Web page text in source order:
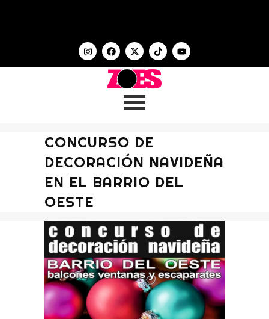
CONCURSO DE
DECORACIÓN NAVIDEÑA
EN EL BARRIO DEL
OESTE